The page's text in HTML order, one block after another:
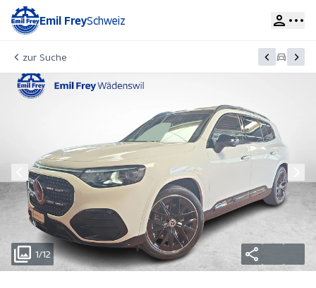
Emil FreySchweiz
zur Suche
1/12